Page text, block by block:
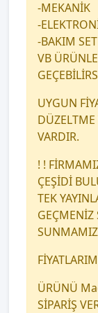
-MEKANİK
-
-BAKIM
VB
UYGUN
VARDIR.
! !
ÇEŞİDİ
TEK
GEÇMENİZ
ÜRÜNÜ
SİPARİŞ